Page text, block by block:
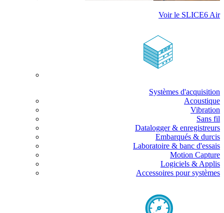
Voir le SLICE6 Air
Systèmes d'acquisition
Acoustique
Vibration
Sans fil
Datalogger & enregistreurs
Embarqués & durcis
Laboratoire & banc d'essais
Motion Capture
Logiciels & Applis
Accessoires pour systèmes